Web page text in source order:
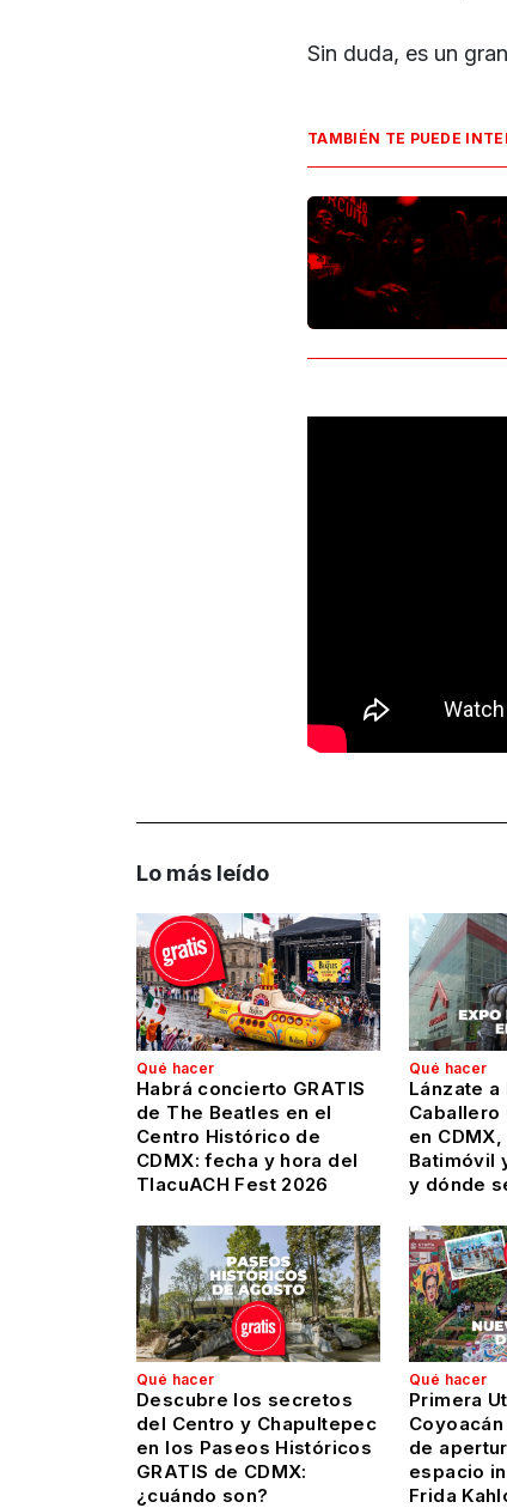
Sin duda, es un
TAMBIÉN TE PUEDE
Lo más leído
Qué hacer
Habrá concierto GRATIS
de The Beatles en el
Centro Histórico de
CDMX: fecha y hora del
TlacuACH Fest 2026
Qué hacer
Lánzate a
Caballero
en
Batimóvil
y dónde
Qué hacer
Descubre los secretos
del Centro y Chapultepec
en los Paseos Históricos
GRATIS de CDMX:
¿cuándo son?
Qué hacer
Primera
de
espacio
Frida